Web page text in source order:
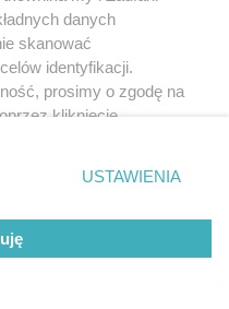
danych
skanować
identyfikacji.
prosimy o zgodę na
kliknięcie
ustawień prywatności
strony
wymagają zgody
się takiemu
miały zastosowanie tylko
USTAWIENIA